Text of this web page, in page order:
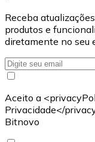
Receba
produtos e
diretamente no seu
Aceito a
Privacidade</
Bitnovo